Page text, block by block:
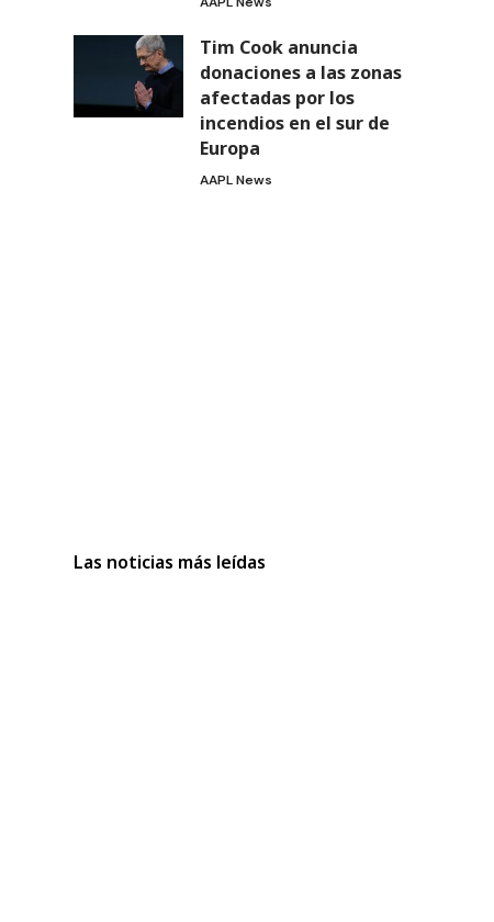
Tim Cook anuncia
donaciones a las zonas
afectadas por los
incendios en el sur de
Europa
AAPL News
Las noticias más leídas